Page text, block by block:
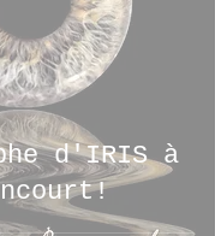
d'IRIS à